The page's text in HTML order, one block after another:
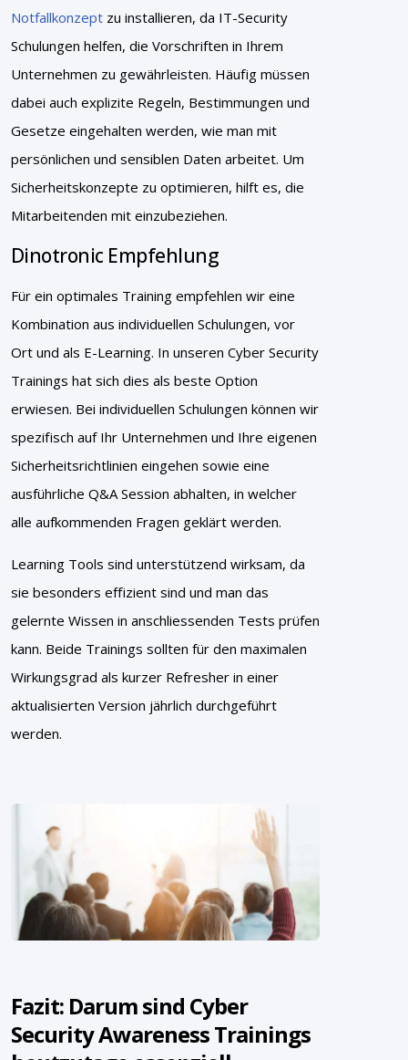
Notfallkonzeptzu installieren, da IT-Security
Schulungen helfen, die Vorschriften in Ihrem
Unternehmen zu gewährleisten. Häufig müssen
dabei auch explizite Regeln, Bestimmungen und
Gesetze eingehalten werden, wie man mit
persönlichen und sensiblen Daten arbeitet. Um
Sicherheitskonzepte zu optimieren, hilft es, die
Mitarbeitenden mit einzubeziehen.
Dinotronic Empfehlung
Für ein optimales Training empfehlen wir eine
Kombination aus individuellen Schulungen, vor
Ort und als E-Learning. In unseren Cyber Security
Trainings hat sich dies als beste Option
erwiesen. Bei individuellen Schulungen können wir
spezifisch auf Ihr Unternehmen und Ihre eigenen
Sicherheitsrichtlinien eingehen sowie eine
ausführliche Q&A Session abhalten, in welcher
alle aufkommenden Fragen geklärt werden.
Learning Tools sind unterstützend wirksam, da
sie besonders effizient sind und man das
gelernte Wissen in anschliessenden Tests prüfen
kann. Beide Trainings sollten für den maximalen
Wirkungsgrad als kurzer Refresher in einer
aktualisierten Version jährlich durchgeführt
werden.
Fazit: Darum sind Cyber
Security Awareness Trainings